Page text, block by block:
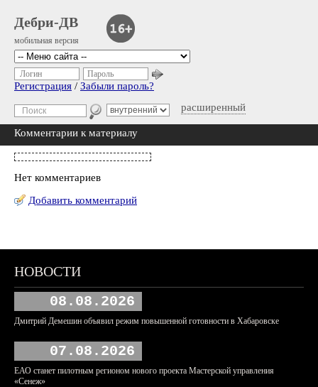
Дебри-ДВ
мобильная версия
расширенный
Логин Пароль
Регистрация / Забыли пароль?
Комментарии к материалу
Нет комментариев
Добавить комментарий
НОВОСТИ
08.08.2026
Дмитрий Демешин объявил режим повышенной готовности в Хабаровске
07.08.2026
ЕАО станет пилотным регионом нового проекта Мастерской управления
«Сенеж»